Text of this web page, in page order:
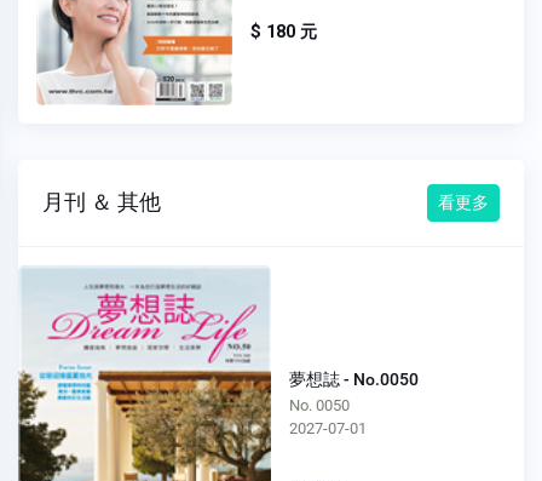
$ 180 元
月刊 ＆ 其他 看更多
夢想誌 - No.0050
No. 0050
2027-07-01